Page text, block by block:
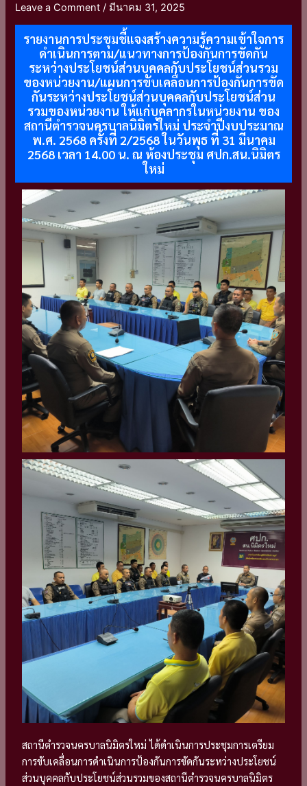
Leave a Comment / มีนาคม 31, 2025
รายงานการประชุมชี้แจงสร้างความรู้ความเข้าใจการ
ดำเนินการตาม/แนวทางการป้องกันการขัดกัน
ระหว่างประโยชน์ส่วนบุคคลกับประโยชน์ส่วนรวม
ของหน่วยงาน/แผนการขับเคลื่อนการป้องกันการขัด
กันระหว่างประโยชน์ส่วนบุคคลกับประโยชน์ส่วน
รวมของหน่วยงาน ให้แก่บุคลากรในหน่วยงาน ของ
สถานีตำรวจนครบาลนิมิตรใหม่ ประจำปีงบประมาณ
พ.ศ. 2568 ครั้งที่ 2/2568 ในวันพุธ ที่ 31 มีนาคม
2568 เวลา 14.00 น. ณ ห้องประชุม ศปก.สน.นิมิตร
ใหม่
สถานีตำรวจนครบาลนิมิตรใหม่ ได้ดำเนินการประชุมการเตรียม
การขับเคลื่อนการดำเนินการป้องกันการขัดกันระหว่างประโยชน์
ส่วนบุคคลกับประโยชน์ส่วนรวมของสถานีตำรวจนครบาลนิมิตร